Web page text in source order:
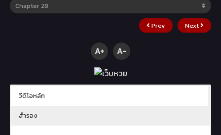
Prev Next
A+ A-
วีดีโอหลัก
สำรอง